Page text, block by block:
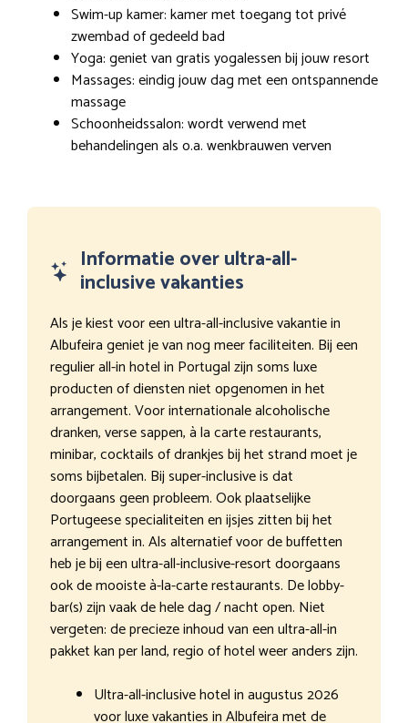
Swim-up kamer: kamer met toegang tot privé
zwembad of gedeeld bad
Yoga: geniet van gratis yogalessen bij jouw resort
Massages: eindig jouw dag met een ontspannende
massage
Schoonheidssalon: wordt verwend met
behandelingen als o.a. wenkbrauwen verven
Informatie over ultra-all-
inclusive vakanties
Als je kiest voor een ultra-all-inclusive vakantie in
Albufeira geniet je van nog meer faciliteiten. Bij een
regulier all-in hotel in Portugal zijn soms luxe
producten of diensten niet opgenomen in het
arrangement. Voor internationale alcoholische
dranken, verse sappen, à la carte restaurants,
minibar, cocktails of drankjes bij het strand moet je
soms bijbetalen. Bij super-inclusive is dat
doorgaans geen probleem. Ook plaatselijke
Portugeese specialiteiten en ijsjes zitten bij het
arrangement in. Als alternatief voor de buffetten
heb je bij een ultra-all-inclusive-resort doorgaans
ook de mooiste à-la-carte restaurants. De lobby-
bar(s) zijn vaak de hele dag / nacht open. Niet
vergeten: de precieze inhoud van een ultra-all-in
pakket kan per land, regio of hotel weer anders zijn.
Ultra-all-inclusive hotel in augustus 2026
voor luxe vakanties in Albufeira met de